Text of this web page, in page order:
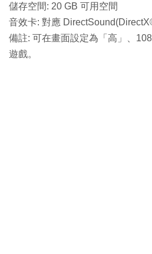
儲存空間: 20 GB 可用空間
音效卡: 對應
備註: 可在畫面設定為「高」、
遊戲。